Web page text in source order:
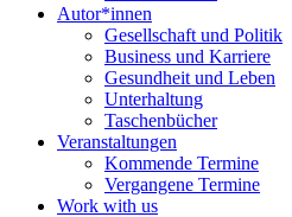
Autor*innen
Gesellschaft und Politik
Business und Karriere
Gesundheit und Leben
Unterhaltung
Taschenbücher
Veranstaltungen
Kommende Termine
Vergangene Termine
Work with us